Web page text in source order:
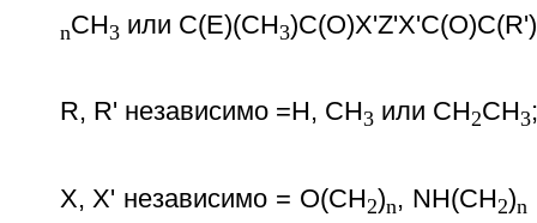
nСН3 или С(Е)(СН3
R, R' независимо =Н, СН 3 или СН 2СН 3;
X, X' независимо = O(CH2)n, NH(CH2)n